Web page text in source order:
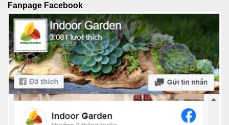
Fanpage Facebook